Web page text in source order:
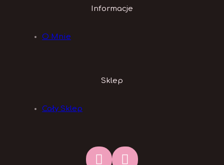
Informacje
O Mnie
Sklep
Cały Sklep